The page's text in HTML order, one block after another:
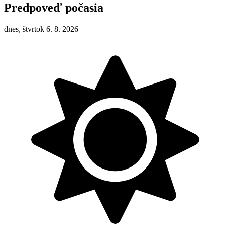
Predpoveď počasia
dnes, štvrtok 6. 8. 2026